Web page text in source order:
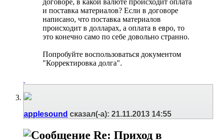
договоре, в какой валюте происходит оплата
и поставка материалов? Если в договоре
написано, что поставка материалов
происходит в долларах, а оплата в евро, то
это конечно само по себе довольно странно.
Попробуйте воспользоваться документом
"Корректировка долга".
applesound сказал(-а): 21.11.2013 14:55
Re: Приход в